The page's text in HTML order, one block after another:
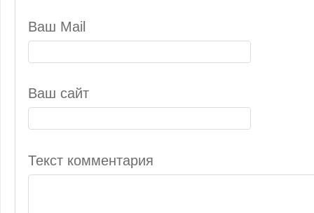
Ваш Mail
Ваш сайт
Текст комментария